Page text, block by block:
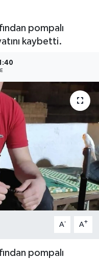
pompalı
kaybetti.
A- A+
pompalı